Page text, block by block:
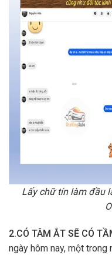
Lấy chữ tín làm đầu
2.CÓ TÂM ẮT SẼ CÓ
ngày hôm nay, một